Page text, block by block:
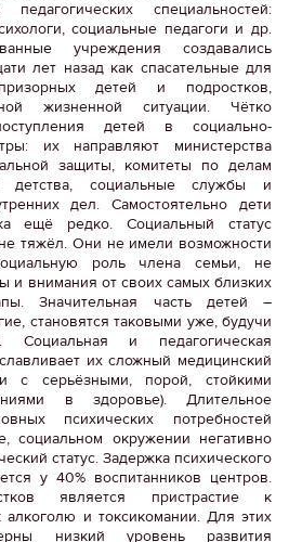
специальностей:
социальные педагоги и др.
учреждения создавались
лет назад как спасательные для
детей и подростков,
жизненной ситуации. Чётко
детей в социально-
их направляют министерства
защиты, комитеты по делам
детства, социальные службы и
дел. Самостоятельно дети
ещё редко. Социальный статус
тяжёл. Они не имели возможности
роль члена семьи, не
и внимания от своих самых близких
Значительная часть детей –
становятся таковыми уже, будучи
Социальная и педагогическая
их сложный медицинский
с серьёзными, порой, стойкими
в здоровье). Длительное
психических потребностей
социальном окружении негативно
статус. Задержка психического
у 40% воспитанников центров.
является пристрастие к
алкоголю и токсикомании. Для этих
низкий уровень развития